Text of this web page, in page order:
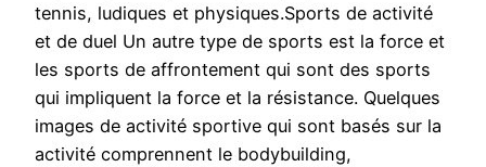
tennis, ludiques et physiques.Sports de activité
et de duel Un autre type de sports est la force et
les sports de affrontement qui sont des sports
qui impliquent la force et la résistance. Quelques
images de activité sportive qui sont basés sur la
activité comprennent le bodybuilding,